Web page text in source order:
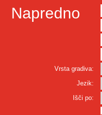
Napredno
Vrsta gradiva:
Jezik:
Išči po: